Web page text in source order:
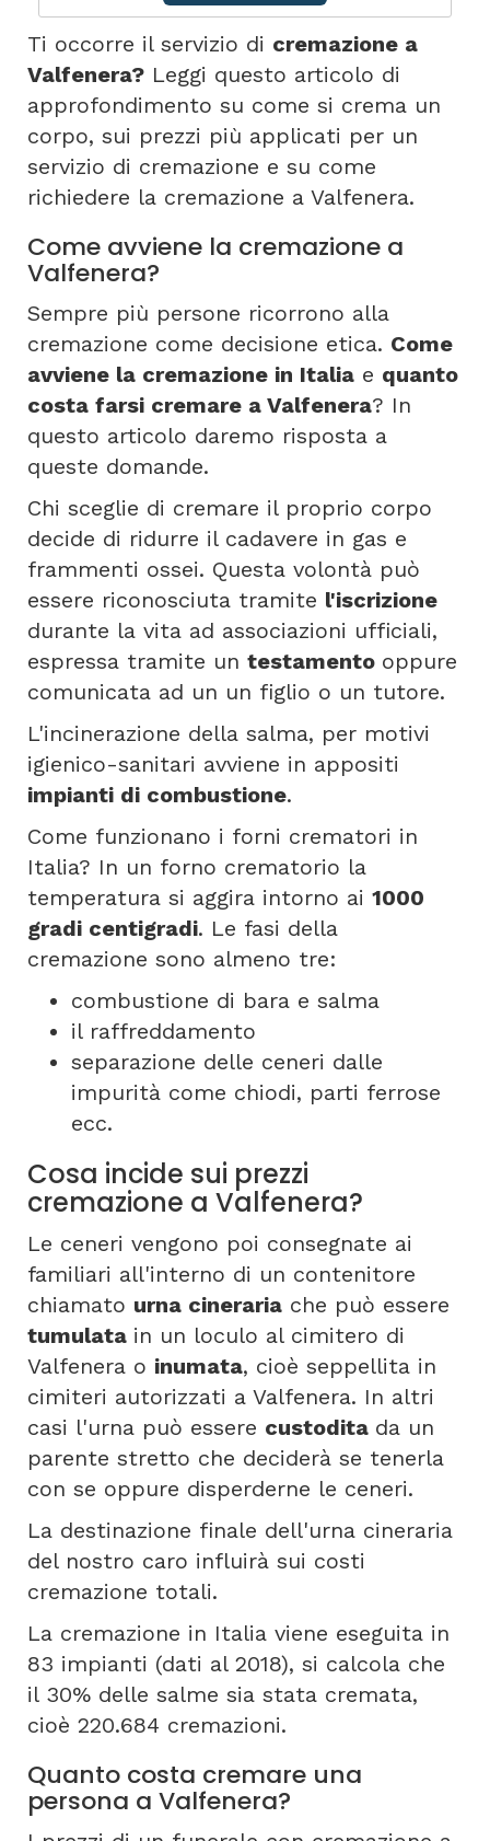
Ti occorre il servizio di cremazione a
Valfenera? Leggi questo articolo di
approfondimento su come si crema un
corpo, sui prezzi più applicati per un
servizio di cremazione e su come
richiedere la cremazione a Valfenera.
Come avviene la cremazione a
Valfenera?
Sempre più persone ricorrono alla
cremazione come decisione etica. Come
avviene la cremazione in Italia e quanto
costa farsi cremare a Valfenera? In
questo articolo daremo risposta a
queste domande.
Chi sceglie di cremare il proprio corpo
decide di ridurre il cadavere in gas e
frammenti ossei. Questa volontà può
essere riconosciuta tramite l'iscrizione
durante la vita ad associazioni ufficiali,
espressa tramite un testamento oppure
comunicata ad un un figlio o un tutore.
L'incinerazione della salma, per motivi
igienico-sanitari avviene in appositi
impianti di combustione.
Come funzionano i forni crematori in
Italia? In un forno crematorio la
temperatura si aggira intorno ai 1000
gradi centigradi. Le fasi della
cremazione sono almeno tre:
combustione di bara e salma
il raffreddamento
separazione delle ceneri dalle
impurità come chiodi, parti ferrose
ecc.
Cosa incide sui prezzi
cremazione a Valfenera?
Le ceneri vengono poi consegnate ai
familiari all'interno di un contenitore
chiamato urna cineraria che può essere
tumulata in un loculo al cimitero di
Valfenera o inumata, cioè seppellita in
cimiteri autorizzati a Valfenera. In altri
casi l'urna può essere custodita da un
parente stretto che deciderà se tenerla
con se oppure disperderne le ceneri.
La destinazione finale dell'urna cineraria
del nostro caro influirà sui costi
cremazione totali.
La cremazione in Italia viene eseguita in
83 impianti (dati al 2018), si calcola che
il 30% delle salme sia stata cremata,
cioè 220.684 cremazioni.
Quanto costa cremare una
persona a Valfenera?